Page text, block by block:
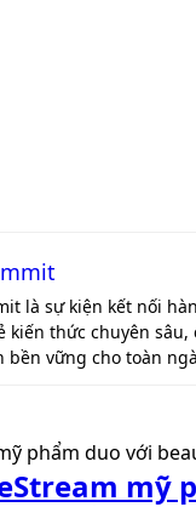
là sự kiện kết nối
kiến thức chuyên
vững cho toàn
mỹ